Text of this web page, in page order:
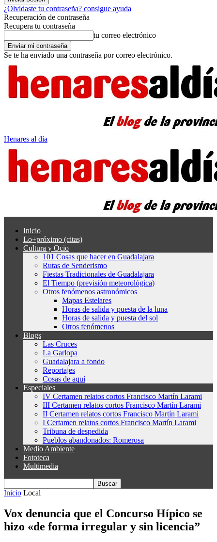
¿Olvidaste tu contraseña? consigue ayuda
Recuperación de contraseña
Recupera tu contraseña
tu correo electrónico
Se te ha enviado una contraseña por correo electrónico.
Henares al día
Inicio
Lo+próximo (citas)
Cultura y Ocio
101 Cosas que hacer en Guadalajara
Rutas de Senderismo
Fiestas Tradicionales de Guadalajara
El Tiempo (previsión meteorológica)
Otros fenómenos astronómicos
Mapas Estelares
Horas de salida y puesta de la luna
Horas de salida y puesta del sol
Otros fenómenos
Blogs
Las Cruces
La Garlopa
Guadalajara a fondo
Reportajes
Cosas de aquí
Especiales
IV Certamen relatos cortos Francisco Martín Larami
III Certamen relatos cortos Francisco Martín Larami
II Certamen relatos cortos Francisco Martín Larami
I Certamen relatos cortos Francisco Martín Larami
Tribuna de despedida
Pueblos abandonados: Romerosa
Medio Ambiente
Fototeca
Multimedia
Inicio Local
Vox denuncia que el Concurso Hípico se
hizo «de forma irregular y sin licencia”